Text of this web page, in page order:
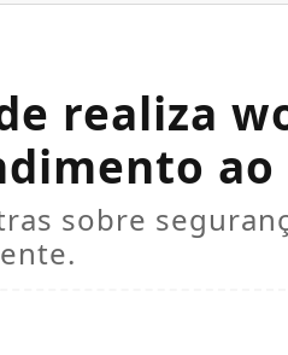
realiza
sobre